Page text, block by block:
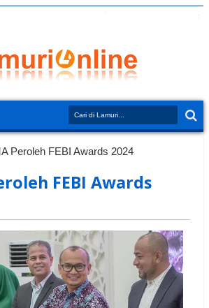
Peroleh FEBI Awards 2024
FEBI Awards